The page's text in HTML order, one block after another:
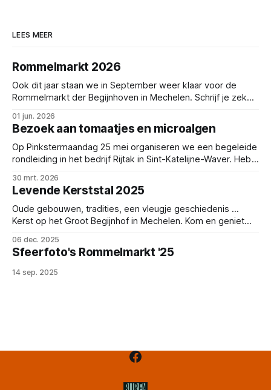
LEES MEER
Rommelmarkt 2026
Ook dit jaar staan we in September weer klaar voor de
Rommelmarkt der Begijnhoven in Mechelen. Schrijf je zeker
01 jun. 2026
Bezoek aan tomaatjes en microalgen
Op Pinkstermaandag 25 mei organiseren we een begeleide
rondleiding in het bedrijf Rijtak in Sint-Katelijne-Waver. Heb
werking van dit bedrijf? Schrijf je dan nu in voor een unieke
blik achter de schermen: Inschrijvingsformulier Voor de
deelname vragen we
30 mrt. 2026
Levende Kerststal 2025
Oude gebouwen, tradities, een vleugje geschiedenis ...
Kerst op het Groot Begijnhof in Mechelen. Kom en geniet
'tableau vivant' met wel meer dan 20 figuranten: de drie
koningen, de kleine Jezus, de ezel, ... Echter dan dit kan je
ze
06 dec. 2025
Sfeerfoto's Rommelmarkt '25
14 sep. 2025